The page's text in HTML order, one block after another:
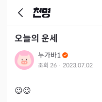
오늘의 운세
누가바1
조회 26 · 2023.07.02
😉😉